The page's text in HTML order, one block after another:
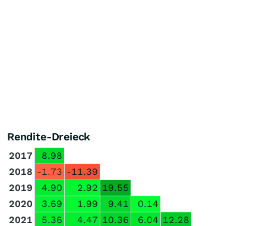
Rendite-Dreieck
2017
8.98
2018 -1.73 -11.39
2019
4.90 2.92 19.55
2020
3.69 1.99 9.41
0.14
2021
5.36 4.47 10.36 6.04 12.28